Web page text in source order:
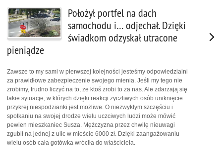
Położył portfel na dach
samochodu i… odjechał. Dzięki
świadkom odzyskał utracone
pieniądze
Zawsze to my sami w pierwszej kolejności jesteśmy odpowiedzialni
za prawidłowe zabezpieczenie swojego mienia. Jeśli my tego nie
zrobimy, trudno liczyć na to, ze ktoś zrobi to za nas. Ale zdarzają się
takie sytuacje, w których dzięki reakcji życzliwych osób uniknięcie
przykrej niespodzianki jest możliwe. O niezwykłym szczęściu i
spotkaniu na swojej drodze wielu uczciwych ludzi może mówić
pewien mieszkaniec Susza. Mężczyzna przez chwilę nieuwagi
zgubił na jednej z ulic w mieście 6000 zł. Dzięki zaangażowaniu
wielu osób cała gotówka wróciła do właściciela.